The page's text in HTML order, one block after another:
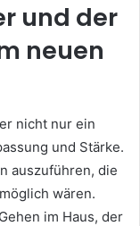
und der
neuen
nicht nur ein
und Stärke.
auszuführen, die
wären.
im Haus, der